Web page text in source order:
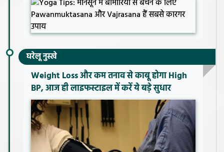
घरेलू नुस्खे
Weight Loss और कम तनाव से काबू होगा High
BP, आज ही लाइफस्टाइल में करें ये बड़े सुधार